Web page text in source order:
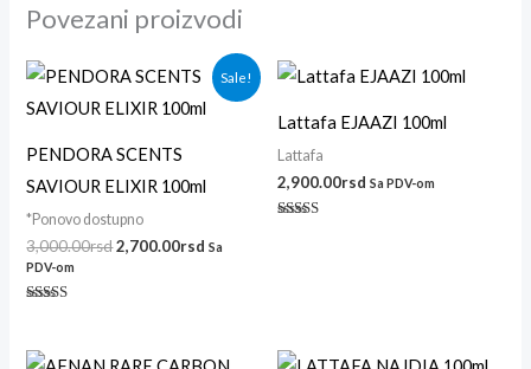
Povezani proizvodi
Sale!
PENDORA SCENTS
SAVIOUR ELIXIR 100ml
*Ponovo dostupno
3,000.00rsd
Originalna
cena
je
3,000.00rsd.
2,700.00rsd
Trenutna
cena
2,700.00rsd.
Sa
PDV-om
Lattafa EJAAZI 100ml
Lattafa
2,900.00rsd Sa PDV-om